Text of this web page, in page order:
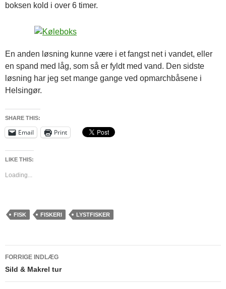
boksen kold i over 6 timer.
En anden løsning kunne være i et fangst net i vandet, eller
en spand med låg, som så er fyldt med vand. Den sidste
løsning har jeg set mange gange ved opmarchbåsene i
Helsingør.
SHARE THIS:
Email Print
LIKE THIS:
Loading...
FISK FISKERI LYSTFISKER
Indlægsnavigation
FORRIGE INDLÆG
Sild & Makrel tur